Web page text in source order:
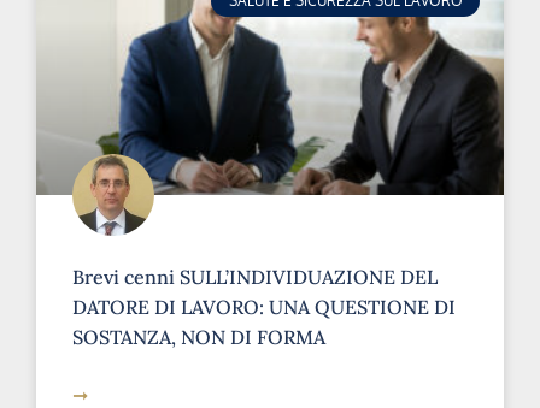
Brevi cenni SULL’INDIVIDUAZIONE DEL
DATORE DI LAVORO: UNA QUESTIONE DI
SOSTANZA, NON DI FORMA
➞